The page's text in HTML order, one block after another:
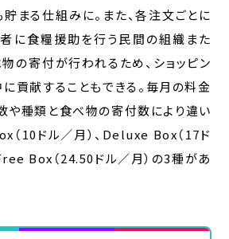
貯まる仕組みに。また、各注文ごとに
者に食糧援助を行う民間の組織また
の寄付が行われるため、ショッピン
貢献することもできる。毎月の料金
や種類と食べ物の寄付数により違い
（10ドル／月）、Deluxe Box（17ド
Box（24.50ドル／月）の3種があ